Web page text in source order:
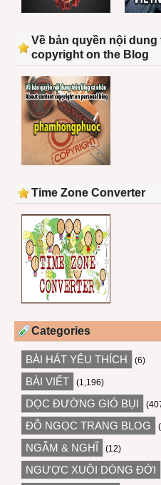
Về bản quyền nội
copyright on the Blog
Time Zone Converter
Categories
BÀI HÁT YÊU THÍCH (6)
BÀI VIẾT (1,196)
DỌC ĐƯỜNG GIÓ BỤI
ĐỖ NGỌC TRANG BLOG
NGẪM & NGHĨ (12)
NGƯỢC XUÔI DÒNG ĐỜI